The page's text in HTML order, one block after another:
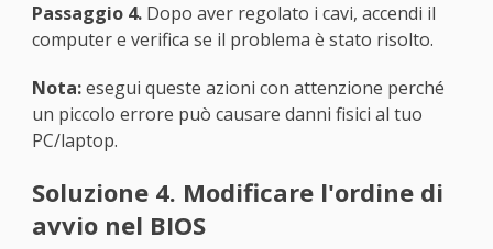
Passaggio 4.Dopo aver regolato i cavi, accendi il
computer e verifica se il problema è stato risolto.
Nota:esegui queste azioni con attenzione perché
un piccolo errore può causare danni fisici al tuo
PC/laptop.
Soluzione 4. Modificare l'ordine di
avvio nel BIOS